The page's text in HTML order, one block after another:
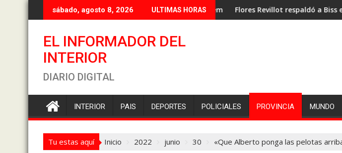
al
sábado, agosto 8, 2026 ULTIMAS HORASFlores Revillot respaldó a Biss en el
EL INFORMADOR DEL
INTERIOR
DIARIO DIGITAL
INTERIOR PAIS DEPORTES POLICIALES PROVINCIA MUNDO
Tu estas aquí Inicio 2022 junio 30 «Que Alberto ponga las pelotas